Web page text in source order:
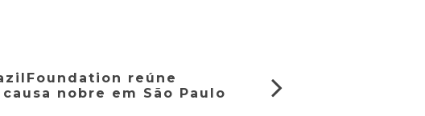
reúne
nobre em São Paulo